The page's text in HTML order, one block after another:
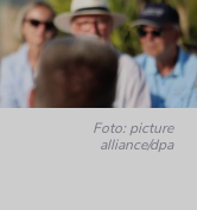
Foto: picture
alliance/dpa